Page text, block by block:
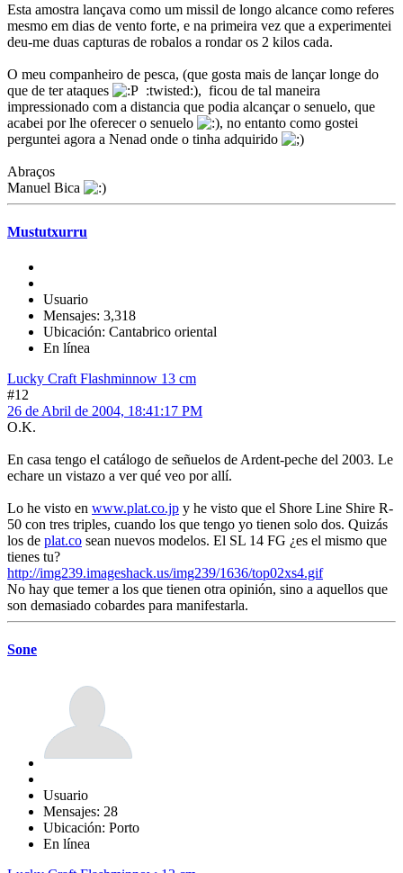
Esta amostra lançava como um missil de longo alcance como referes
mesmo em dias de vento forte, e na primeira vez que a experimentei
deu-me duas capturas de robalos a rondar os 2 kilos cada.
O meu companheiro de pesca, (que gosta mais de lançar longe do
que de ter ataques
:twisted:), ficou de tal maneira
impressionado com a distancia que podia alcançar o senuelo, que
acabei por lhe oferecer o senuelo
, no entanto como gostei
perguntei agora a Nenad onde o tinha adquirido
Abraços
Manuel Bica
Mustutxurru
Usuario
Mensajes: 3,318
Ubicación: Cantabrico oriental
En línea
Lucky Craft Flashminnow 13 cm
#12
26 de Abril de 2004, 18:41:17 PM
O.K.
En casa tengo el catálogo de señuelos de Ardent-peche del 2003. Le
echare un vistazo a ver qué veo por allí.
Lo he visto en www.plat.co.jp y he visto que el Shore Line Shire R-
50 con tres triples, cuando los que tengo yo tienen solo dos. Quizás
los de plat.co sean nuevos modelos. El SL 14 FG ¿es el mismo que
tienes tu?
http://img239.imageshack.us/img239/1636/top02xs4.gif
No hay que temer a los que tienen otra opinión, sino a aquellos que
son demasiado cobardes para manifestarla.
Sone
Usuario
Mensajes: 28
Ubicación: Porto
En línea